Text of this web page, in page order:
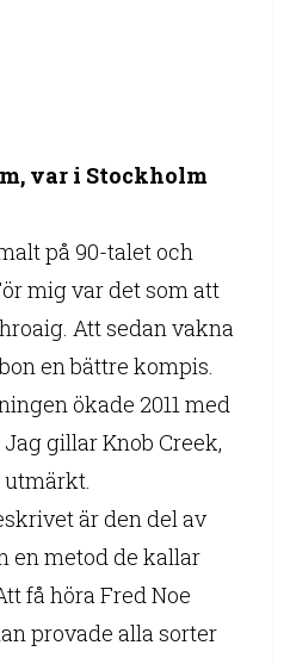
var i Stockholm
på 90-talet och
mig var det som att
Att sedan vakna
en bättre kompis.
ökade 2011 med
gillar Knob Creek,
är den del av
en metod de kallar
få höra Fred Noe
provade alla sorter